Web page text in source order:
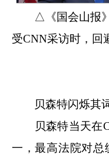
△《国会山报》
受CNN采访时，回
贝森特闪烁其词
贝森特当天在
一，最高法院对总